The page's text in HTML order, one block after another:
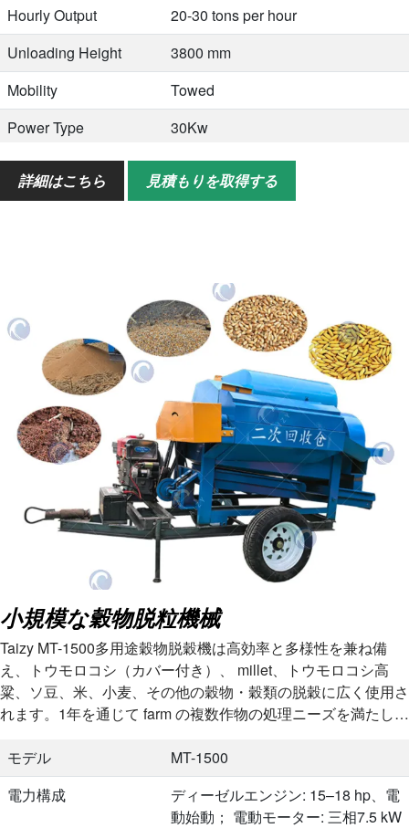
Hourly Output
20-30 tons per hour
Unloading Height
3800 mm
Mobility
Towed
Power Type
30Kw
Number of Dust
Removal Fans
Three/Two sets of dust removal
fans
Toothed type
寸法
4100*1800*2900 mm
Weight: 2 tons
2 tons
詳細はこちら 見積もりを取得する
小規模な穀物脱粒機械
Taizy MT-1500多用途穀物脱穀機は高効率と多様性を兼ね備
え、トウモロコシ（カバー付き）、 millet、トウモロコシ高
粱、ソ豆、米、小麦、その他の穀物・穀類の脱穀に広く使用さ
れます。1年を通じて farm の複数作物の処理ニーズを満たしま
モデル
MT-1500
電力構成
ディーゼルエンジン: 15–18 hp、電
動始動； 電動モーター: 三相7.5 kW